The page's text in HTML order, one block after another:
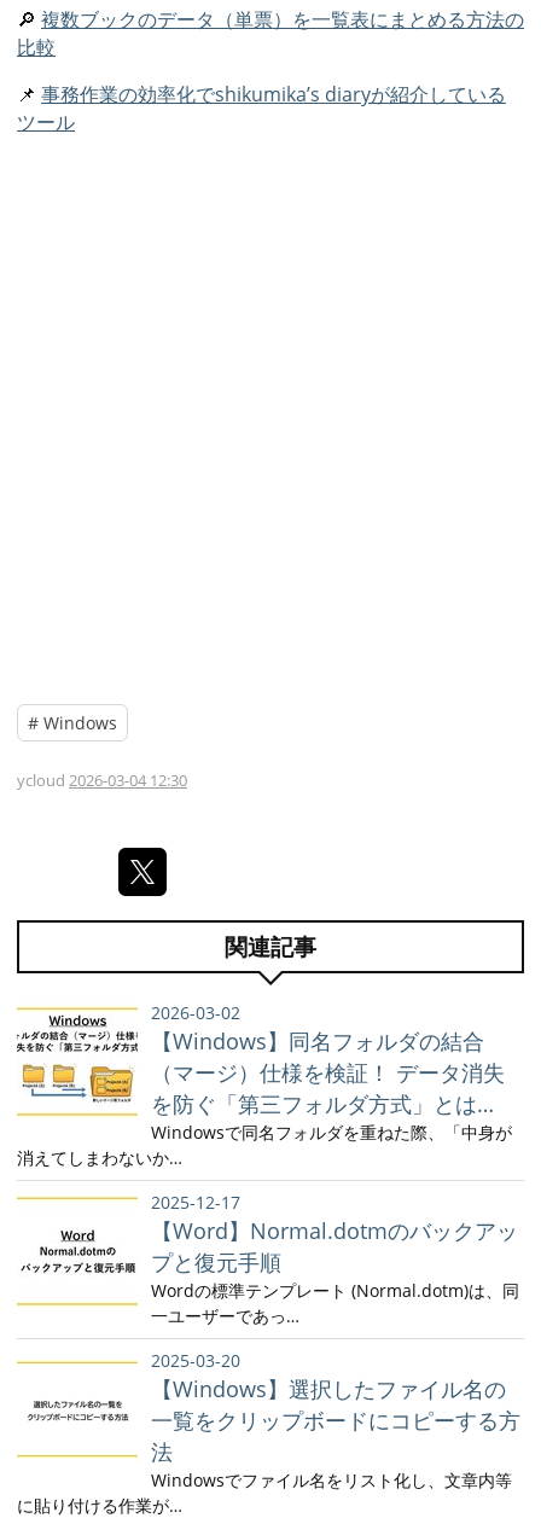
🔎 複数ブックのデータ（単票）を一覧表にまとめる方法の
比較
📌 事務作業の効率化でshikumika’s diaryが紹介している
ツール
# Windows
ycloud 2026-03-04 12:30
関連記事
2026-03-02
【Windows】同名フォルダの結合
（マージ）仕様を検証！ データ消失
を防ぐ「第三フォルダ方式」とは…
Windowsで同名フォルダを重ねた際、「中身が
消えてしまわないか…
2025-12-17
【Word】Normal.dotmのバックアッ
プと復元手順
Wordの標準テンプレート (Normal.dotm)は、同
一ユーザーであっ…
2025-03-20
【Windows】選択したファイル名の
一覧をクリップボードにコピーする方
法
Windowsでファイル名をリスト化し、文章内等
に貼り付ける作業が…